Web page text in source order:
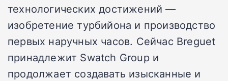
технологических достижений —
изобретение турбийона и производство
первых наручных часов. Сейчас Breguet
принадлежит Swatch Group и
продолжает создавать изысканные и